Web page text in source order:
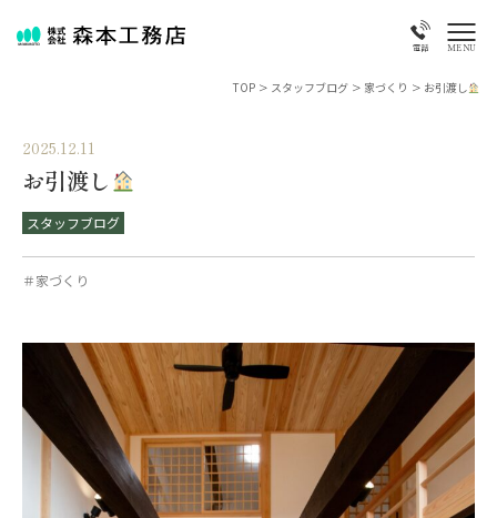
電話 MENU
TOP> スタッフブログ> 家づくり > お引渡し
2025.12.11
お引渡し
スタッフブログ
＃家づくり